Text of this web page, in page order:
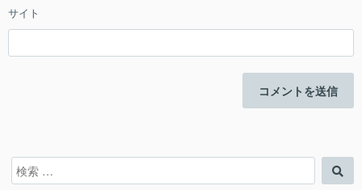
サイト
検
索
索